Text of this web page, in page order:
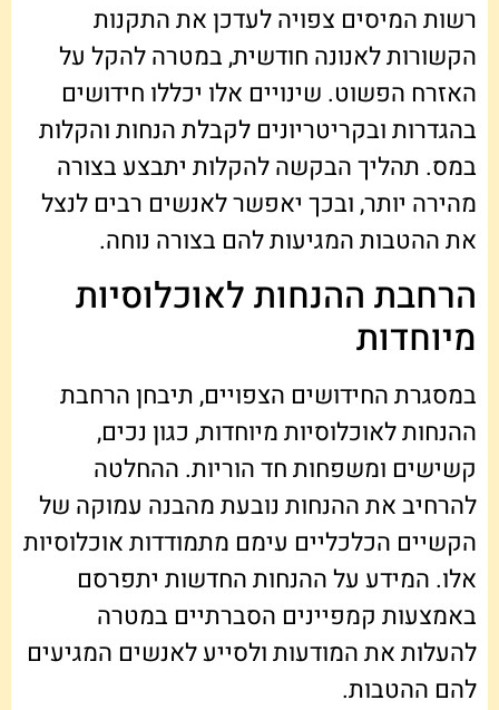
רשות המיסים צפויה לעדכן את התקנות
הקשורות לאנונה חודשית, במטרה להקל על
האזרח הפשוט. שינויים אלו יכללו חידושים
בהגדרות ובקריטריונים לקבלת הנחות והקלות
במס. תהליך הבקשה להקלות יתבצע בצורה
מהירה יותר, ובכך יאפשר לאנשים רבים לנצל
את ההטבות המגיעות להם בצורה נוחה.
הרחבת ההנחות לאוכלוסיות
מיוחדות
במסגרת החידושים הצפויים, תיבחן הרחבת
ההנחות לאוכלוסיות מיוחדות, כגון נכים,
קשישים ומשפחות חד הוריות. ההחלטה
להרחיב את ההנחות נובעת מהבנה עמוקה של
הקשיים הכלכליים עימם מתמודדות אוכלוסיות
אלו. המידע על ההנחות החדשות יתפרסם
באמצעות קמפיינים הסברתיים במטרה
להעלות את המודעות ולסייע לאנשים המגיעים
להם ההטבות.